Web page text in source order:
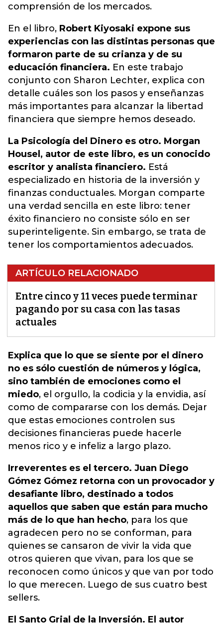
comprensión de los mercados.
En el libro, Robert Kiyosaki expone sus
experiencias con las distintas personas que
formaron parte de su crianza y de su
educación financiera. En este trabajo
conjunto con Sharon Lechter, explica con
detalle cuáles son los pasos y enseñanzas
más importantes para alcanzar la libertad
financiera que siempre hemos deseado.
La Psicología del Dinero es otro. Morgan
Housel, autor de este libro, es un conocido
escritor y analista financiero. Está
especializado en historia de la inversión y
finanzas conductuales. Morgan comparte
una verdad sencilla en este libro: tener
éxito financiero no consiste sólo en ser
superinteligente. Sin embargo, se trata de
tener los comportamientos adecuados.
ARTÍCULO RELACIONADO
Entre cinco y 11 veces puede terminar
pagando por su casa con las tasas
actuales
Explica que lo que se siente por el dinero
no es sólo cuestión de números y lógica,
sino también de emociones como el
miedo, el orgullo, la codicia y la envidia, así
como de compararse con los demás. Dejar
que estas emociones controlen sus
decisiones financieras puede hacerle
menos rico y e infeliz a largo plazo.
Irreverentes es el tercero. Juan Diego
Gómez Gómez retorna con un provocador y
desafiante libro, destinado a todos
aquellos que saben que están para mucho
más de lo que han hecho, para los que
agradecen pero no se conforman, para
quienes se cansaron de vivir la vida que
otros quieren que vivan, para los que se
reconocen como únicos y que van por todo
lo que merecen. Luego de sus cuatro best
sellers.
El Santo Grial de la Inversión. El autor